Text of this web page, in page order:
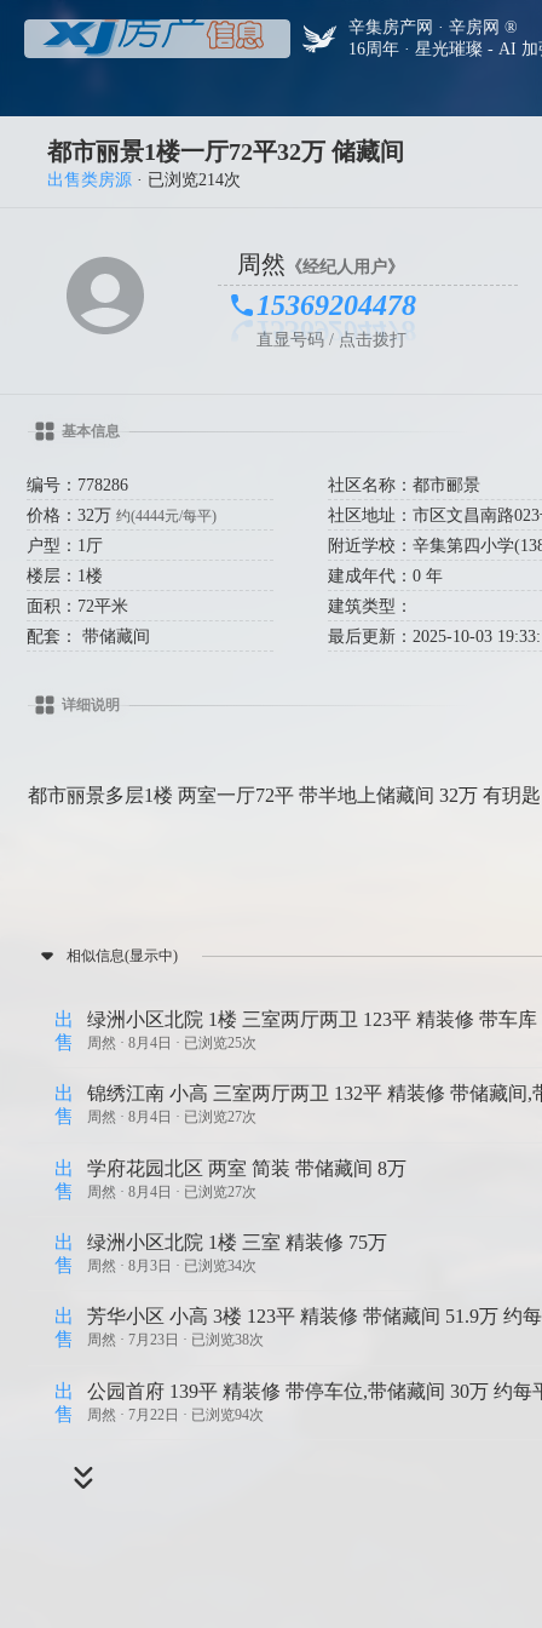
辛集房产网 · 辛房网 ®
16周年 · 星光璀璨 - AI
都市丽景1楼一厅72平32万 储藏间
出售类房源 · 已浏览214次
周然 《经纪人用户》
15369204478
直显号码 / 点击拨打
基本信息
编号：778286
价格：32万约(4444元/每平)
户型：1厅
楼层：1楼
面积：72平米
配套： 带储藏间
社区名称：都市郦景
社区地址：市区文昌南路
附近学校：辛集第四小学
建成年代：0 年
建筑类型：
最后更新：2025-10-03
详细说明
都市丽景多层1楼 两室一厅72平 带半地上储藏间 32万 有玥匙
相似信息(显示中)
出
售
绿洲小区北院 1楼 三室两厅两卫 123平 精装修 带车库
周然 ·8月4日 · 已浏览25次
出
售
锦绣江南 小高 三室两厅两卫 132平 精装修 带储藏间,
周然 ·8月4日 · 已浏览27次
出
售
学府花园北区 两室 简装 带储藏间 8万
周然 ·8月4日 · 已浏览27次
出
售
绿洲小区北院 1楼 三室 精装修 75万
周然 ·8月3日 · 已浏览34次
出
售
芳华小区 小高 3楼 123平 精装修 带储藏间 51.9万 约
周然 ·7月23日 · 已浏览38次
出
售
公园首府 139平 精装修 带停车位,带储藏间 30万 约每
周然 ·7月22日 · 已浏览94次